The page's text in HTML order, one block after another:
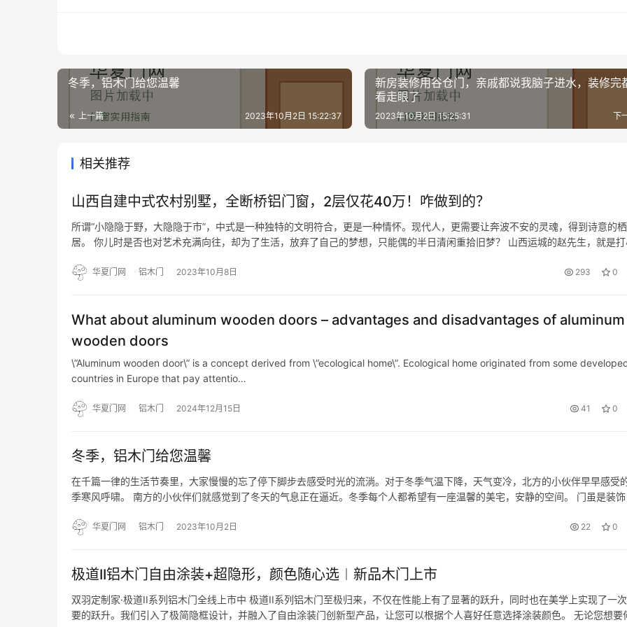
冬季，铝木门给您温馨
上一篇 2023年10月2日 15:22:37
新房装修用谷仓门，亲戚都说我脑子进水，装修完
看走眼了
下
2023年10月2日 15:25:31
相关推荐
山西自建中式农村别墅，全断桥铝门窗，2层仅花40万！咋做到的？
所谓“小隐隐于野，大隐隐于市”，中式是一种独特的文明符合，更是一种情怀。现代人，更需要让奔波不安的灵魂，得到诗意的栖
居。 你儿时是否也对艺术充满向往，却为了生活，放弃了自己的梦想，只能偶的半日清闲重拾旧梦？ 山西运城的赵先生，就是打
村小别…华夏门网 铝木门 2023年10月8日 293 0
What about aluminum wooden doors – advantages and disadvantages of aluminum
wooden doors
\”Aluminum wooden door\” is a concept derived from \”ecological home\”. Ecological home originated from some
countries in Europe that pay attentio…
华夏门网 铝木门 2024年12月15日 41 0
冬季，铝木门给您温馨
在千篇一律的生活节奏里，大家慢慢的忘了停下脚步去感受时光的流淌。对于冬季气温下降，天气变冷，北方的小伙伴早早感受
季寒风呼啸。 南方的小伙伴们就感觉到了冬天的气息正在逼近。冬季每个人都希望有一座温馨的美宅，安静的空间。 门虽是装饰
的追求…华夏门网 铝木门 2023年10月2日 22 0
极道II铝木门自由涂装+超隐形，颜色随心选︱新品木门上市
双羽定制家·极道II系列铝木门全线上市中 极道II系列铝木门至极归来，不仅在性能上有了显著的跃升，同时也在美学上实现了一
要的跃升。我们引入了极简隐框设计，并融入了自由涂装门创新型产品，让您可以根据个人喜好任意选择涂装颜色。 无论您想要